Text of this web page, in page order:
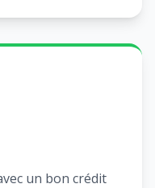
un bon crédit